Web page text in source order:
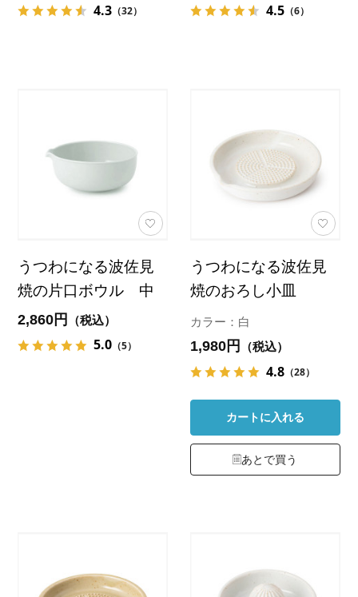
4.3 （32） 4.5 （6）
うつわになる波佐見
焼の片口ボウル 中
2,860円 （税込）
5.0 （5）
うつわになる波佐見
焼のおろし小皿
カラー：白
1,980円 （税込）
4.8 （28）
カートに入れる
あとで買う